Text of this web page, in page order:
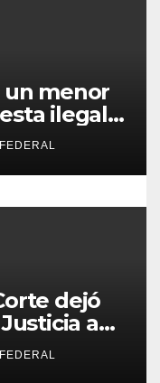
un menor
ilegal
en
dejó
aún
ni un peso